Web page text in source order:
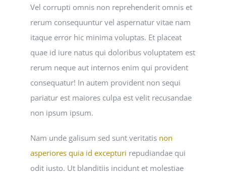
Vel corrupti omnis non reprehenderit omnis et
rerum consequuntur vel aspernatur vitae nam
itaque error hic minima voluptas. Et placeat
quae id iure natus qui doloribus voluptatem est
rerum neque aut internos enim qui provident
consequatur! In autem provident non sequi
pariatur est maiores culpa est velit recusandae
non ipsum ipsum.
Nam unde galisum sed sunt veritatis non
asperiores quia id excepturi repudiandae qui
odit iusto. Ut blanditiis incidunt et molestiae